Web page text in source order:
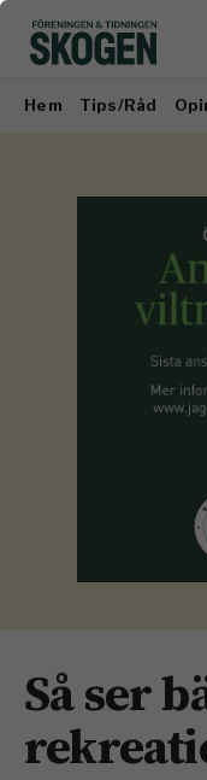
Hem Tips/Råd
Så ser